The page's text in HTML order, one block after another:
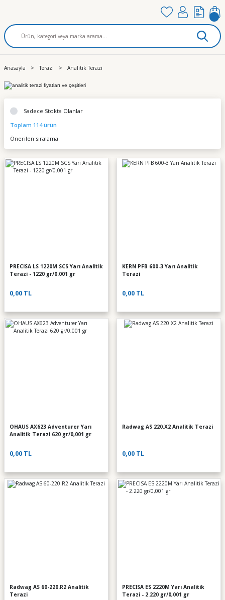
Anasayfa Terazi Analitik Terazi
Sadece Stokta Olanlar
Toplam 114 ürün
PRECISA LS 1220M SCS Yarı Analitik
Terazi - 1220 gr/0.001 gr
0,00 TL
KERN PFB 600-3 Yarı Analitik
Terazi
0,00 TL
OHAUS AX623 Adventurer Yarı
Analitik Terazi 620 gr/0,001 gr
0,00 TL
Radwag AS 220.X2 Analitik Terazi
0,00 TL
Radwag AS 60-220.R2 Analitik
Terazi
PRECISA ES 2220M Yarı Analitik
Terazi - 2.220 gr/0,001 gr